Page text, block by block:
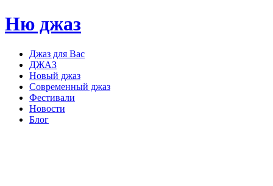
Ню джаз
Джаз для Вас
ДЖАЗ
Новый джаз
Современный джаз
Фестивали
Новости
Блог